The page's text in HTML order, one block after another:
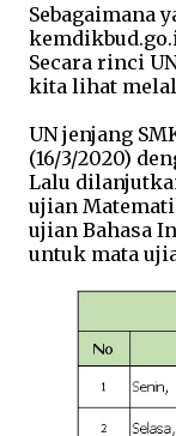
Sebagaimana
Secara rinci
kita lihat
UN jenjang
(16/3/2020)
Lalu
ujian
ujian Bahasa
untuk mata